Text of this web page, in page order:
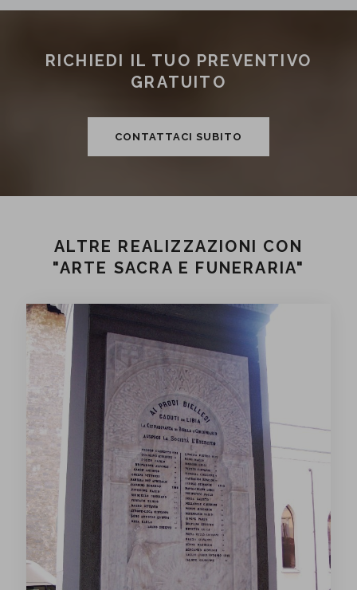
RICHIEDI IL TUO PREVENTIVO
GRATUITO
CONTATTACI SUBITO
ALTRE REALIZZAZIONI CON
"ARTE SACRA E FUNERARIA"